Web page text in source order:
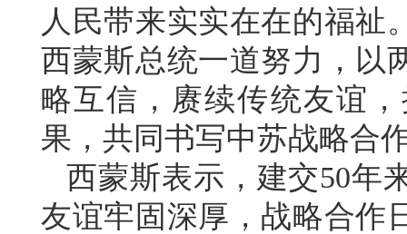
人民带来实实在在的福祉
西蒙斯总统一道努力，以
略互信，赓续传统友谊
果，共同书写中苏战略合
西蒙斯表示，建交50年
友谊牢固深厚，战略合作